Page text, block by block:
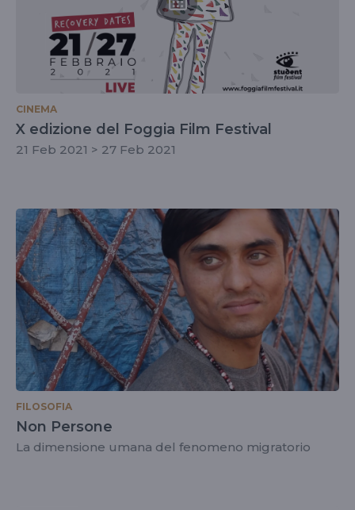
CINEMA
X edizione del Foggia Film Festival
21 Feb 2021 > 27 Feb 2021
FILOSOFIA
Non Persone
La dimensione umana del fenomeno migratorio